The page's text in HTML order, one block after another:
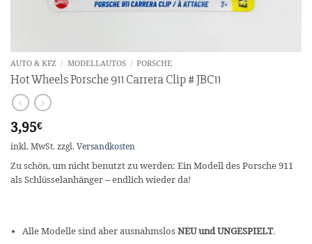
AUTO & KFZ / MODELLAUTOS / PORSCHE
Hot Wheels Porsche 911 Carrera Clip # JBC11
3,95€
inkl. MwSt. zzgl. Versandkosten
Zu schön, um nicht benutzt zu werden: Ein Modell des Porsche 911
als Schlüsselanhänger – endlich wieder da!
Alle Modelle sind aber ausnahmslosNEU und UNGESPIELT.